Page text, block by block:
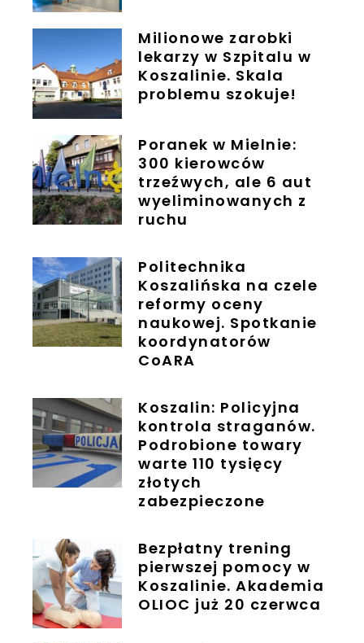
Milionowe zarobki
lekarzy w Szpitalu w
Koszalinie. Skala
problemu szokuje!
Poranek w Mielnie:
300 kierowców
trzeźwych, ale 6 aut
wyeliminowanych z
ruchu
Politechnika
Koszalińska na czele
reformy oceny
naukowej. Spotkanie
koordynatorów
CoARA
Koszalin: Policyjna
kontrola straganów.
Podrobione towary
warte 110 tysięcy
złotych
zabezpieczone
Bezpłatny trening
pierwszej pomocy w
Koszalinie. Akademia
OLIOC już 20 czerwca